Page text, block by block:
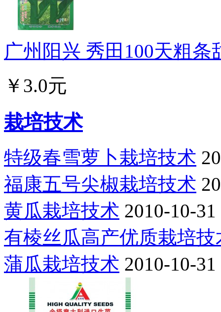
广州阳兴 秀田100天粗
￥3.0元
栽培技术
特级春雪萝卜栽培技术
福康五号尖椒栽培技术
黄瓜栽培技术 2010-10-31
有棱丝瓜高产优质栽培技
蒲瓜栽培技术 2010-10-31